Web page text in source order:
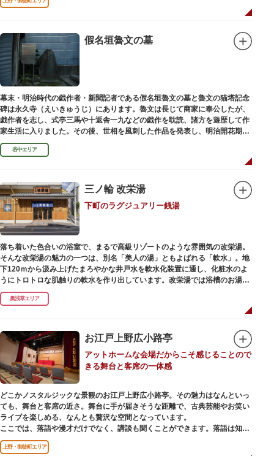
假名垣魯文の墓
幕末・明治時代の戯作者・新聞記者である假名垣魯文の墓と魯文の猫塔記念
碑は永久寺（えいきゅうじ）にあります。魯文は長じて商家に奉公したが、
戯作者を志し、式亭三馬や十返舎一九などの戯作を耽読、諸方を遊歴して作
家生活に入りました。その後、世相を風刺した作品を発表し、明治開花期の
花形作家となりました。墓石には、聖観音を線刻した板碑がはめ込まれてい
ます。谷中エリア
三ノ輪 改栄湯
下町のラグジュアリー銭湯
落ち着いた色合いの浴室で、まるで高級リゾートのような雰囲気の改栄湯。
そんな改栄湯の魅力の一つは、別名「美人の湯」ともよばれる「軟水」。地
下120ｍから汲み上げたまろやかな井戸水を軟水化装置に通し、化粧水のよ
うにトロトロな肌触りの軟水を作り出しています。改栄湯では浴槽のお湯か
らカランのお湯まですべてが軟水。お風呂上がりにはお肌しっとり、髪の毛
さらさらになれることまちがいなしです。お風呂の種類も多く、高濃度浸透
炭酸泉、シルキーバス、ジェットバス、サウナなど気分によって様々なお風
そしてお風呂上がりには、キンキンに冷えた生ビールやレモンサワーで乾杯
するもよし、改栄湯名物こだわりの生乳ソフトクリームを食べるのもよし、
どの年代の方々も、身も心も温まる幸せな空間となっています。オリジナル
グッズの販売もありますのでお立ち寄りの際にはぜひ覗いてみてください
ね。
奥浅草エリア
お江戸上野広小路亭
アットホームな会場だからこそ感じることので
きる舞台と客席の一体感
どこかノスタルジックな景観のお江戸上野広小路亭。その魅力はなんといっ
ても、舞台と客席の近さ。舞台に手が届きそうな距離で、古典芸能やお笑い
ライブを楽しめる、なんとも贅沢な空間となっています。
ここでは、落語や漫才だけでなく、講談も聞くことができます。落語は知っ
ているけど講談ってなんだろう？と思われた方も、ぜひ一度お江戸上野広小
路亭をのぞいてみませんか？
上野・御徒町エリア